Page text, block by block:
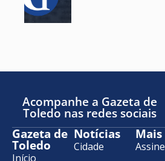
Acompanhe a Gazeta de
Toledo nas redes sociais
Gazeta de
Toledo
Início
Notícias
Cidade
Mais
Assine